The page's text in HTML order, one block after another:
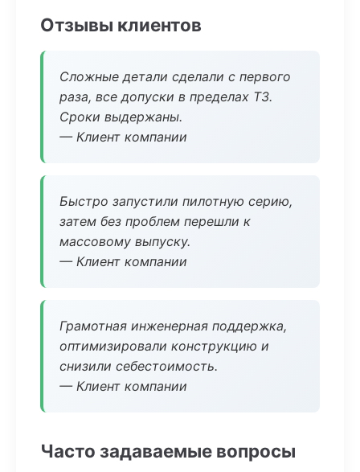
Отзывы клиентов
Сложные детали сделали с первого
раза, все допуски в пределах ТЗ.
Сроки выдержаны.
— Клиент компании
Быстро запустили пилотную серию,
затем без проблем перешли к
массовому выпуску.
— Клиент компании
Грамотная инженерная поддержка,
оптимизировали конструкцию и
снизили себестоимость.
— Клиент компании
Часто задаваемые вопросы